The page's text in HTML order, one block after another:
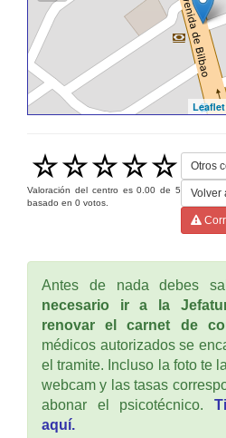
Leaflet
Valoración del centro es0.00 de5
basado en 0 votos.
Otros
Volver
Antes de nada debes
necesario ir a la
renovar el carnet de
médicos autorizados se
el tramite. Incluso la foto te
webcam y las tasas
abonar el psicotécnico.
aquí.